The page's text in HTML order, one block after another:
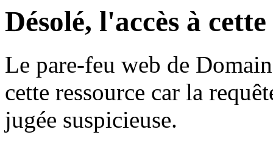
Désolé, l'accès à
Le pare-feu web de
cette ressource car la
jugée suspicieuse.